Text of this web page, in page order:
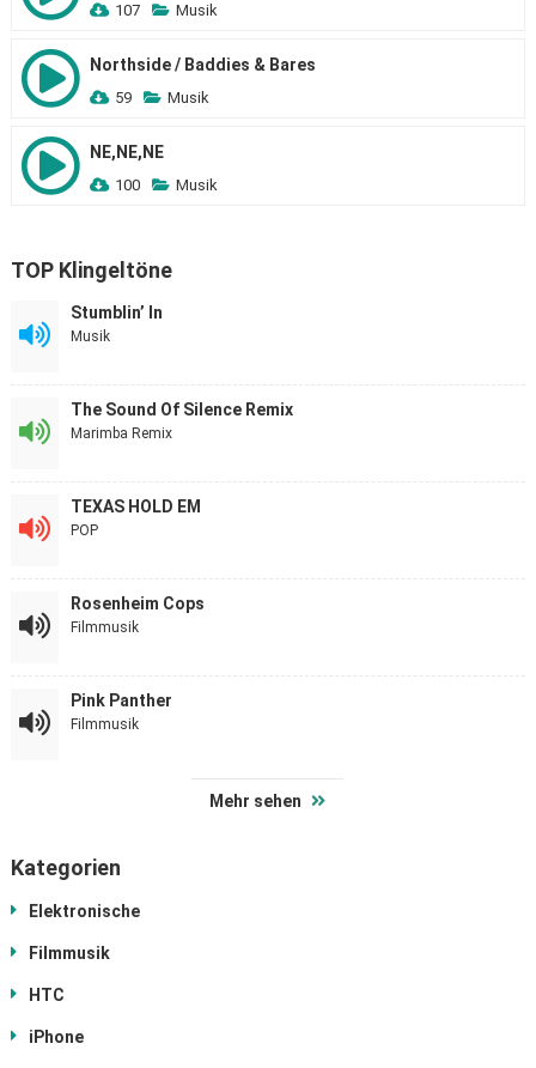
107 Musik
Northside / Baddies & Bares
59 Musik
NE,NE,NE
100 Musik
TOP Klingeltöne
Stumblin’ In
Musik
The Sound Of Silence Remix
Marimba Remix
TEXAS HOLD EM
POP
Rosenheim Cops
Filmmusik
Pink Panther
Filmmusik
Mehr sehen
Kategorien
Elektronische
Filmmusik
HTC
iPhone